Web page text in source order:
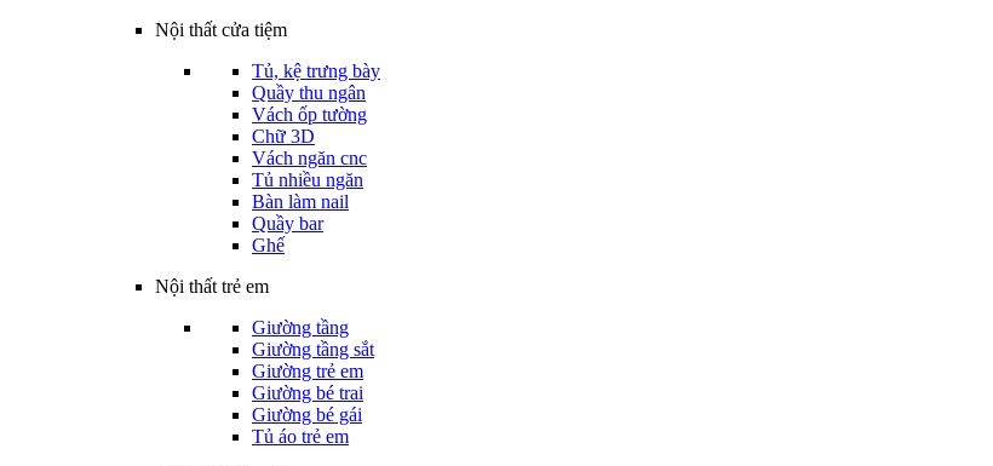
Nội thất cửa tiệm
Tủ, kệ trưng bày
Quầy thu ngân
Vách ốp tường
Chữ 3D
Vách ngăn cnc
Tủ nhiều ngăn
Bàn làm nail
Quầy bar
Ghế
Nội thất trẻ em
Giường tầng
Giường tầng sắt
Giường trẻ em
Giường bé trai
Giường bé gái
Tủ áo trẻ em